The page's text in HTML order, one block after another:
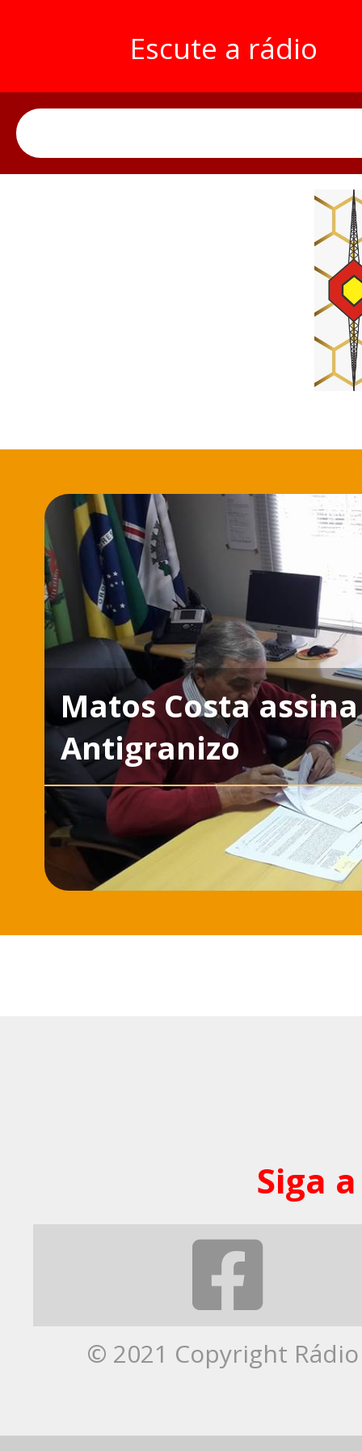
Escute a rádio
Matos Costa
Antigranizo
Siga
© 2021 Copyright